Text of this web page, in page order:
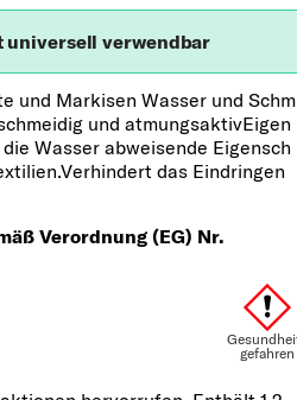
universell verwendbar
und Markisen Wasser und Schm
und atmungsaktivEigen
Wasser abweisende Eigensch
das Eindringen